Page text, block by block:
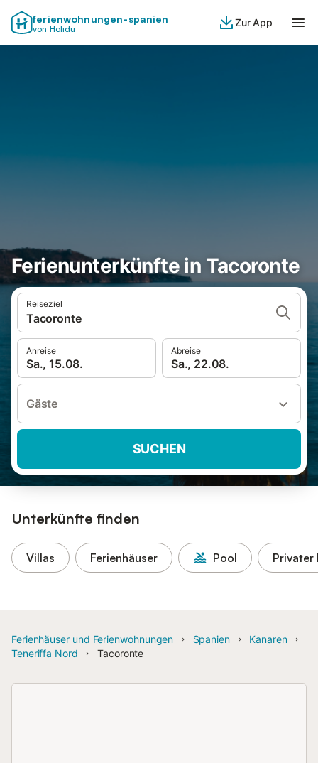
ferienwohnungen-spanien
von Holidu
Zur App
Ferienunterkünfte in Tacoronte
Reiseziel
Tacoronte
Anreise
Sa., 15.08.
Abreise
Sa., 22.08.
Gäste
SUCHEN
Unterkünfte finden
Villas Ferienhäuser Pool Privater
Ferienhäuser und Ferienwohnungen Spanien
Kanaren
Teneriffa Nord
Tacoronte